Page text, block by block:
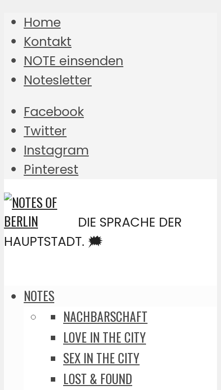
Home
Kontakt
NOTE einsenden
Notesletter
Facebook
Twitter
Instagram
Pinterest
DIE SPRACHE DER
HAUPTSTADT. 🗯️
NOTES
NACHBARSCHAFT
LOVE IN THE CITY
SEX IN THE CITY
LOST & FOUND